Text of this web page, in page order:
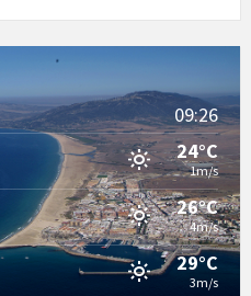
09:26
24°C
1m/s
26°C
4m/s
29°C
3m/s